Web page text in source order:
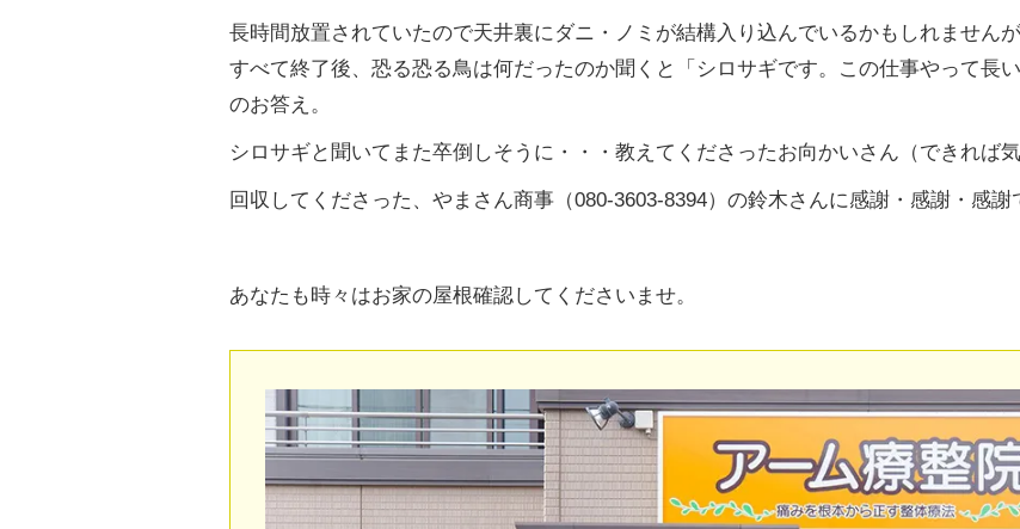
長時間放置されていたので天井裏にダニ・ノミが結構入り込んでいるかもしれません
すべて終了後、恐る恐る鳥は何だったのか聞くと「シロサギです。この仕事やって長
のお答え。
シロサギと聞いてまた卒倒しそうに・・・教えてくださったお向かいさん（できれば
回収してくださった、やまさん商事（080-3603-8394）の鈴木さんに感謝・感謝・感謝
あなたも時々はお家の屋根確認してくださいませ。